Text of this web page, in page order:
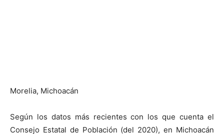
Morelia, Michoacán
Según los datos más recientes con los que cuenta el
Consejo Estatal de Población (del 2020), en Michoacán